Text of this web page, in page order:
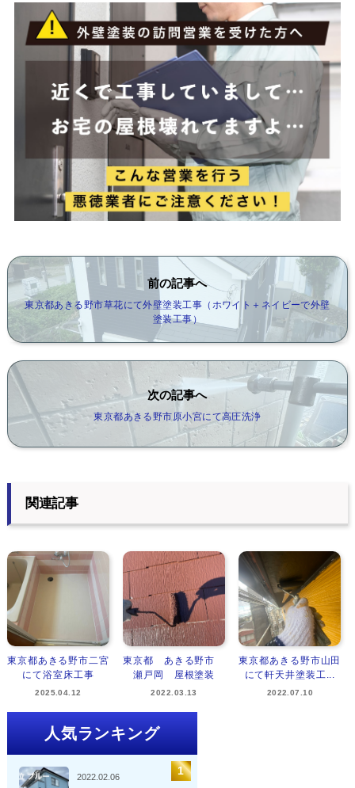
前の記事へ
東京都あきる野市草花にて外壁塗装工事（ホワイト＋ネイビーで外壁
塗装工事）
次の記事へ
東京都あきる野市原小宮にて高圧洗浄
関連記事
東京都あきる野市二宮
にて浴室床工事
2025.04.12
東京都 あきる野市
瀬戸岡 屋根塗装
2022.03.13
東京都あきる野市山田
にて軒天井塗装工...
2022.07.10
人気ランキング
2022.02.06